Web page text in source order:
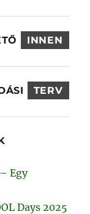
INNEN
TERV
Egy
Days 2025